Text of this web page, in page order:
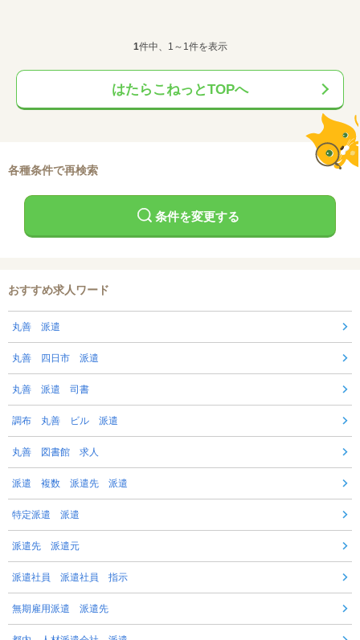
1件中、1～1件を表示
はたらこねっとTOPへ
各種条件で再検索
条件を変更する
おすすめ求人ワード
丸善 派遣
丸善 四日市 派遣
丸善 派遣 司書
調布 丸善 ビル 派遣
丸善 図書館 求人
派遣 複数 派遣先 派遣
特定派遣 派遣
派遣先 派遣元
派遣社員 派遣社員 指示
無期雇用派遣 派遣先